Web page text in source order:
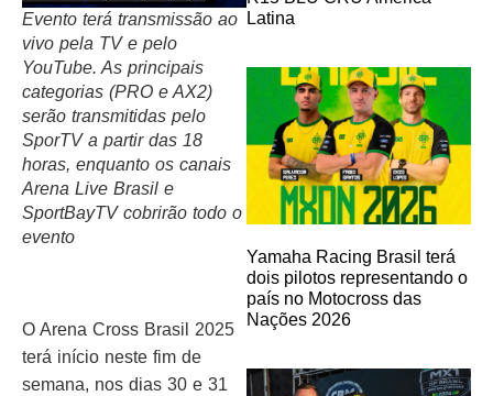
Evento terá transmissão ao
vivo pela TV e pelo
YouTube. As principais
categorias (PRO e AX2)
serão transmitidas pelo
SporTV a partir das 18
horas, enquanto os canais
Arena Live Brasil e
SportBayTV cobrirão todo o
evento
O Arena Cross Brasil 2025
terá início neste fim de
semana, nos dias 30 e 31
Latina
Yamaha Racing Brasil terá
dois pilotos representando o
país no Motocross das
Nações 2026